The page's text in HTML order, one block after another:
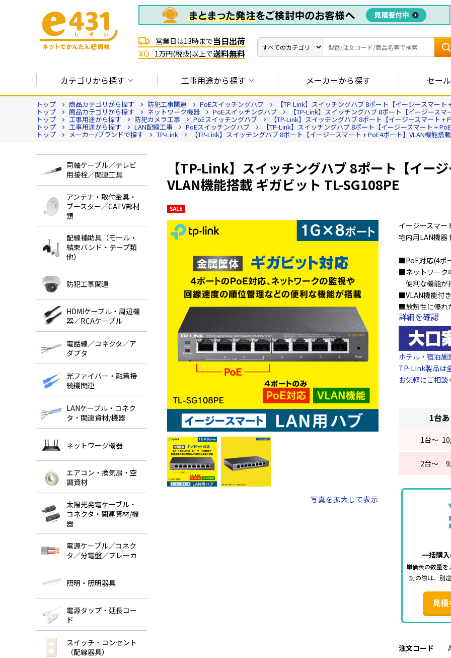
営業日は13時まで当日出荷
¥0 1万円(税抜)以上で送料無料
カテゴリから探す 工事用途から探す メーカーから探す セー
トップ 商品カテゴリから探す 防犯工事関連 PoEスイッチングハブ 【TP-Link】スイッチングハブ 8ポート【イージースマー
トップ 商品カテゴリから探す ネットワーク機器 PoEスイッチングハブ 【TP-Link】スイッチングハブ 8ポート【イージース
トップ 工事用途から探す 防犯カメラ工事 PoEスイッチングハブ 【TP-Link】スイッチングハブ 8ポート【イージースマート +
トップ 工事用途から探す LAN配線工事 PoEスイッチングハブ 【TP-Link】スイッチングハブ 8ポート【イージースマート +
トップ メーカー/ブランドで探す TP-Link 【TP-Link】スイッチングハブ 8ポート【イージースマート + PoE4ポート】VLAN機能搭
同軸ケーブル／テレビ
用接栓／関連工具
アンテナ・取付金具・
ブースター／CATV部材
類
配線補助具（モール・
結束バンド・テープ類
他）
防犯工事関連
HDMIケーブル・周辺機
器／RCAケーブル
電話線／コネクタ／ア
ダプタ
光ファイバー・融着接
続機関連
LANケーブル・コネク
タ・関連資材/機器
ネットワーク機器
エアコン・換気扇・空
調資材
太陽光発電ケーブル・
コネクタ・関連資材/機
器
電源ケーブル／コネク
タ／分電盤／ブレーカ
照明・照明器具
電源タップ・延長コー
ド
スイッチ・コンセント
（配線器具）
【TP-Link】スイッチングハブ 8ポート【イージ
VLAN機能搭載 ギガビット TL-SG108PE
SALE
イージースマ
宅内用LAN機器
■PoE対応(4ポ
■ネットワーク
便利な機能が
■VLAN機能付き
■放熱性に優れ
メーカー名
型番:TL-
ポート数:8ポー
スイッチング容
PoE対応:電源
消費電力:最大
(220V/50Hz)
寸法
筐体:金属
付属品:TL-
設定ガイド
認証:FCC、CE
✅TP-Link社製
メーカーの都
新仕様の商品
ざいます。
詳細を確認
ホテル・宿泊施
TP-Link製品は
お気軽にご相談
1台
1台～
2台～
一括購
単価表の数量を
討の際は、別
見
注文コード
写真を拡大して表示